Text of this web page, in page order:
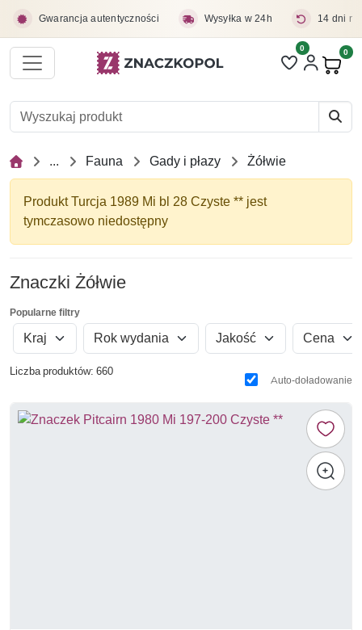
Gwarancja autentyczności Wysyłka w 24h 14 dni
Liczba pozycji
0 0
... Fauna Gady i płazy Żółwie
Produkt Turcja 1989 Mi bl 28 Czyste ** jest
tymczasowo niedostępny
Znaczki Żółwie
Popularne filtry
Kraj Rok wydania Jakość Cena
Liczba produktów: 660
Auto-doładowanie